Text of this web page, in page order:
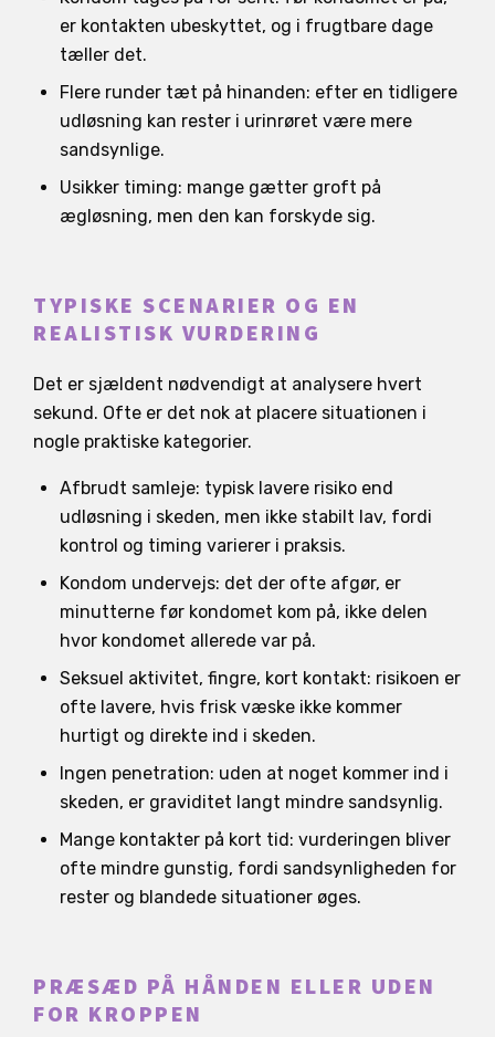
er kontakten ubeskyttet, og i frugtbare dage
tæller det.
Flere runder tæt på hinanden: efter en tidligere
udløsning kan rester i urinrøret være mere
sandsynlige.
Usikker timing: mange gætter groft på
ægløsning, men den kan forskyde sig.
TYPISKE SCENARIER OG EN
REALISTISK VURDERING
Det er sjældent nødvendigt at analysere hvert
sekund. Ofte er det nok at placere situationen i
nogle praktiske kategorier.
Afbrudt samleje: typisk lavere risiko end
udløsning i skeden, men ikke stabilt lav, fordi
kontrol og timing varierer i praksis.
Kondom undervejs: det der ofte afgør, er
minutterne før kondomet kom på, ikke delen
hvor kondomet allerede var på.
Seksuel aktivitet, fingre, kort kontakt: risikoen er
ofte lavere, hvis frisk væske ikke kommer
hurtigt og direkte ind i skeden.
Ingen penetration: uden at noget kommer ind i
skeden, er graviditet langt mindre sandsynlig.
Mange kontakter på kort tid: vurderingen bliver
ofte mindre gunstig, fordi sandsynligheden for
rester og blandede situationer øges.
PRÆSÆD PÅ HÅNDEN ELLER UDEN
FOR KROPPEN